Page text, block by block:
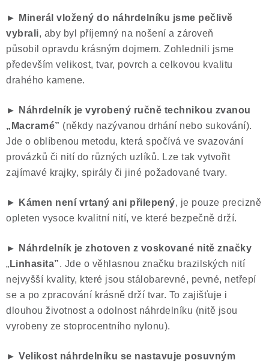
► Minerál vložený do náhrdelníku jsme pečlivě
vybrali, aby byl příjemný na nošení a zároveň
působil opravdu krásným dojmem. Zohlednili jsme
především velikost, tvar, povrch a celkovou kvalitu
drahého kamene.
► Náhrdelník je vyrobený ručně technikou zvanou
„Macramé” (někdy nazývanou drhání nebo sukování).
Jde o oblíbenou metodu, která spočívá ve svazování
provázků či nití do různých uzlíků. Lze tak vytvořit
zajímavé krajky, spirály či jiné požadované tvary.
► Kámen není vrtaný ani přilepený, je pouze precizně
opleten vysoce kvalitní nití, ve které bezpečně drží.
► Náhrdelník je zhotoven z voskované nitě značky
„ Linhasita”. Jde o věhlasnou značku brazilských nití
nejvyšší kvality, které jsou stálobarevné, pevné, netřepí
se a po zpracování krásně drží tvar. To zajišťuje i
dlouhou životnost a odolnost náhrdelníku (nitě jsou
vyrobeny ze stoprocentního nylonu).
► Velikost náhrdelníku se nastavuje posuvným